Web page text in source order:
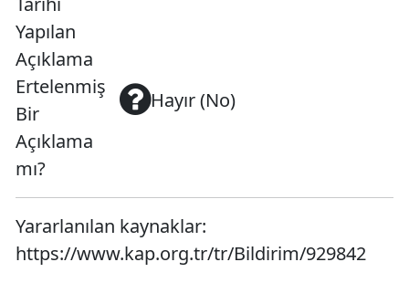
Yapılan
Açıklama
Ertelenmiş
Bir
Açıklama
mı?
Hayır (No)
Yararlanılan kaynaklar:
https://www.kap.org.tr/tr/Bildirim/929842